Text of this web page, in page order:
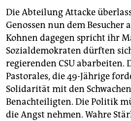
Die Abteilung Attacke
Genossen nun dem Besucher
Kohnen dagegen spricht ihr
Sozialdemokraten dürften
regierenden CSU abarbeiten.
Pastorales, die 49-Jährige
Solidarität mit den
Benachteiligten. Die Politik
die Angst nehmen. Wahre